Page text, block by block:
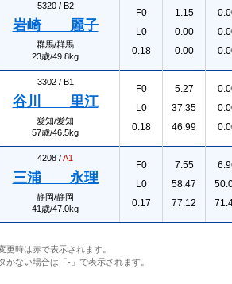
5320 / B2
岩崎 麗子
群馬/群馬
23歳/49.8kg
F0
L0
0.18
1.15
0.00
0.00
3302 / B1
谷川 里江
愛知/愛知
57歳/46.5kg
F0
L0
0.18
5.27
37.35
46.99
4208 /A1
三浦 永理
静岡/静岡
41歳/47.0kg
F0
L0
0.17
7.55
58.47
77.12
更時は赤で表示されます。
がない場合は「-」で表示されます。